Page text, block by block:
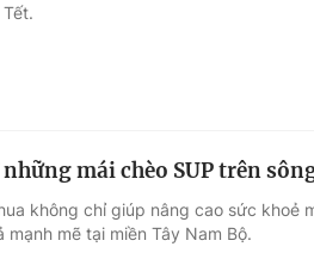
Du lịch
Làm đẹp
Chất lượng cuộc sống
mái chèo SUP trên
không chỉ giúp nâng cao sức khoẻ
mẽ tại miền Tây Nam Bộ.